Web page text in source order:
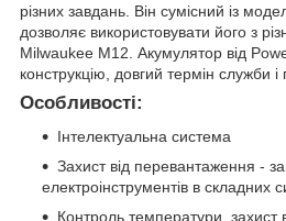
різних завдань. Він сумісний із
дозволяє використовувати його з
Milwaukee M12. Акумулятор від
конструкцію, довгий термін служби і
Особливості:
Інтелектуальна система
Захист від перевантаження -
електроінструментів в складних
Контроль температури, захист